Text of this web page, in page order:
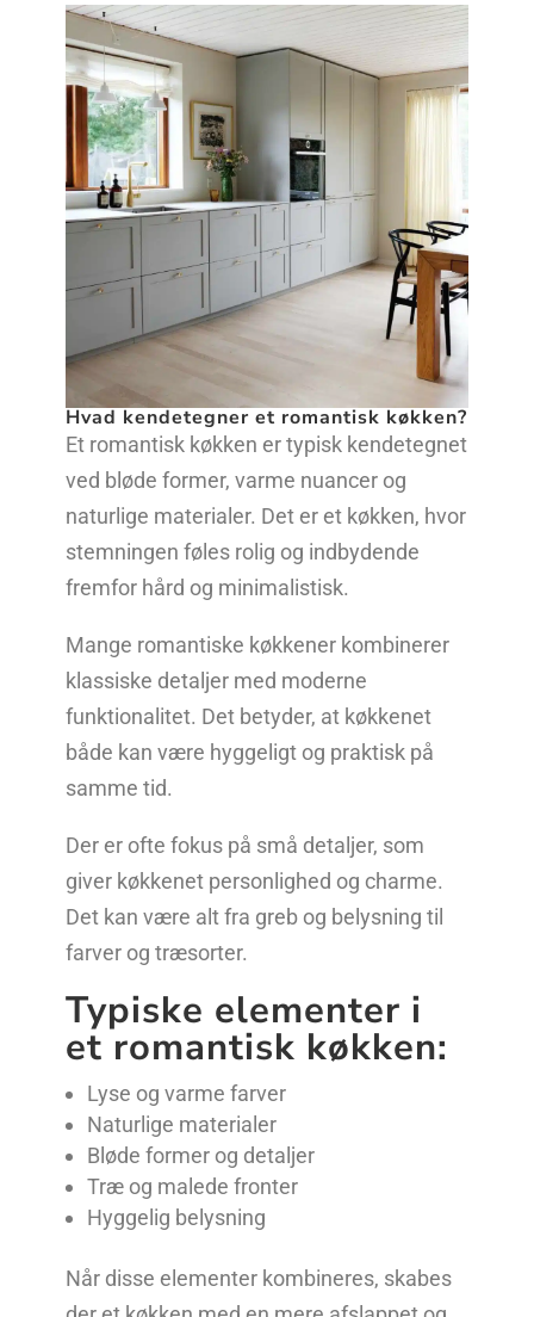
Hvad kendetegner et romantisk køkken?
Et romantisk køkken er typisk kendetegnet
ved bløde former, varme nuancer og
naturlige materialer. Det er et køkken, hvor
stemningen føles rolig og indbydende
fremfor hård og minimalistisk.
Mange romantiske køkkener kombinerer
klassiske detaljer med moderne
funktionalitet. Det betyder, at køkkenet
både kan være hyggeligt og praktisk på
samme tid.
Der er ofte fokus på små detaljer, som
giver køkkenet personlighed og charme.
Det kan være alt fra greb og belysning til
farver og træsorter.
Typiske elementer i
et romantisk køkken:
Lyse og varme farver
Naturlige materialer
Bløde former og detaljer
Træ og malede fronter
Hyggelig belysning
Når disse elementer kombineres, skabes